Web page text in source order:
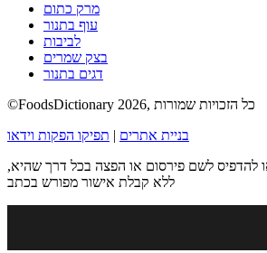
מרק כתום
עוף בתנור
לביבות
בצק שמרים
דגים בתנור
©FoodsDictionary 2026, כל הזכויות שמורות
בניית אתרים | תפיקו הפקות וידאו
להדפיס לשם פירסום או הפצה בכל דרך שהיא,
ללא קבלת אישור מפורש בכתב